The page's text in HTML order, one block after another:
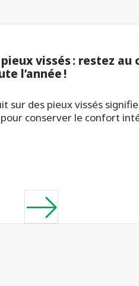
vissés : restez au
l’année !
sur des pieux vissés
conserver le confort